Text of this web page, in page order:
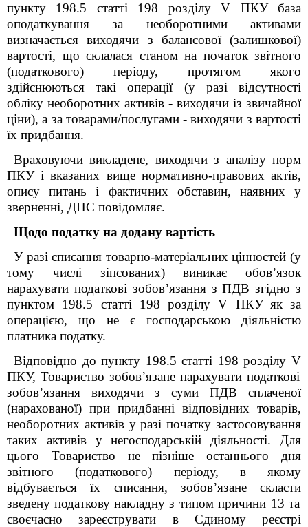
пункту 198.5 статті 198 розділу V ПКУ база
оподаткування за необоротними активами
визначається виходячи з балансової (залишкової)
вартості, що склалася станом на початок звітного
(податкового) періоду, протягом якого
здійснюються такі операції (у разі відсутності
обліку необоротних активів - виходячи із звичайної
ціни), а за товарами/послугами - виходячи з вартості
їх придбання.
Враховуючи викладене, виходячи з аналізу норм
ПКУ і вказаних вище нормативно-правових актів,
опису питань і фактичних обставин, наявних у
зверненні, ДПС повідомляє.
Щодо податку на додану вартість
У разі списання товарно-матеріальних цінностей (у
тому числі зіпсованих) виникає обов’язок
нарахувати податкові зобов’язання з ПДВ згідно з
пунктом 198.5 статті 198 розділуV ПКУ як за
операцією, що не є господарською діяльністю
платника податку.
Відповідно до пункту 198.5 статті 198 розділу V
ПКУ, Товариство зобов’язане нарахувати податкові
зобов’язання виходячи з суми ПДВ сплаченої
(нарахованої) при придбанні відповідних товарів,
необоротних активів у разі початку застосовування
таких активів у негосподарській діяльності. Для
цього Товариство не пізніше останнього дня
звітного (податкового) періоду, в якому
відбувається їх списання,
зобов’язане скласти
зведену податкову накладну з типом причини 13 та
своєчасно зареєструвати в Єдиному реєстрі